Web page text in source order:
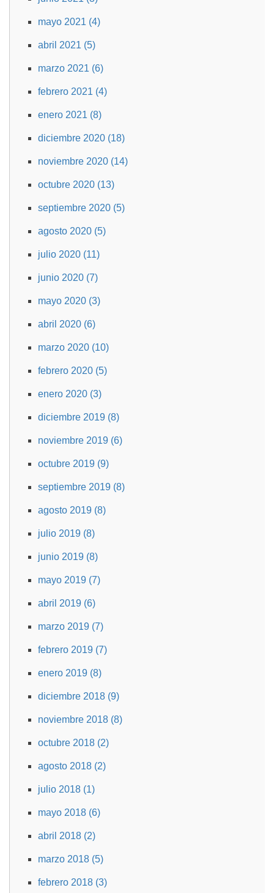
mayo 2021 (4)
abril 2021 (5)
marzo 2021 (6)
febrero 2021 (4)
enero 2021 (8)
diciembre 2020 (18)
noviembre 2020 (14)
octubre 2020 (13)
septiembre 2020 (5)
agosto 2020 (5)
julio 2020 (11)
junio 2020 (7)
mayo 2020 (3)
abril 2020 (6)
marzo 2020 (10)
febrero 2020 (5)
enero 2020 (3)
diciembre 2019 (8)
noviembre 2019 (6)
octubre 2019 (9)
septiembre 2019 (8)
agosto 2019 (8)
julio 2019 (8)
junio 2019 (8)
mayo 2019 (7)
abril 2019 (6)
marzo 2019 (7)
febrero 2019 (7)
enero 2019 (8)
diciembre 2018 (9)
noviembre 2018 (8)
octubre 2018 (2)
agosto 2018 (2)
julio 2018 (1)
mayo 2018 (6)
abril 2018 (2)
marzo 2018 (5)
febrero 2018 (3)